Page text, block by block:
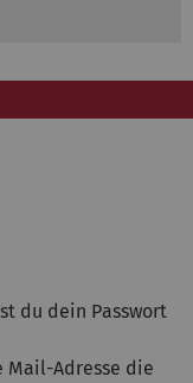
du dein Passwort
Mail-Adresse die